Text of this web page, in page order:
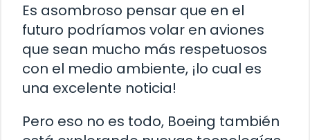
Es asombroso pensar que en el
futuro podríamos volar en aviones
que sean mucho más respetuosos
con el medio ambiente, ¡lo cual es
una excelente noticia!
Pero eso no es todo, Boeing también